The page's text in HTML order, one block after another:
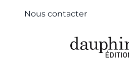
Nous contacter